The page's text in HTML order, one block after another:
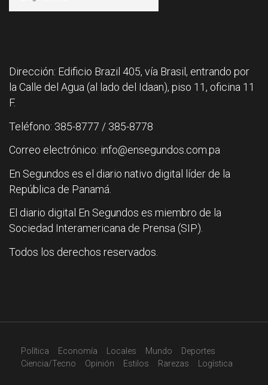
Dirección: Edificio Brazil 405, vía Brasil, entrando por
la Calle del Agua (al lado del Idaan), piso 11, oficina 11
F.
Teléfono: 385-8777 / 385-8778
Correo electrónico: info@ensegundos.com.pa
En Segundos es el diario nativo digital líder de la
República de Panamá.
El diario digital En Segundos es miembro de la
Sociedad Interamericana de Prensa (SIP).
Todos los derechos reservados.
Política Economía Locales Mundo
Deportes
Ciencia/Tecno
Opinión Estilos Rarezas Logística